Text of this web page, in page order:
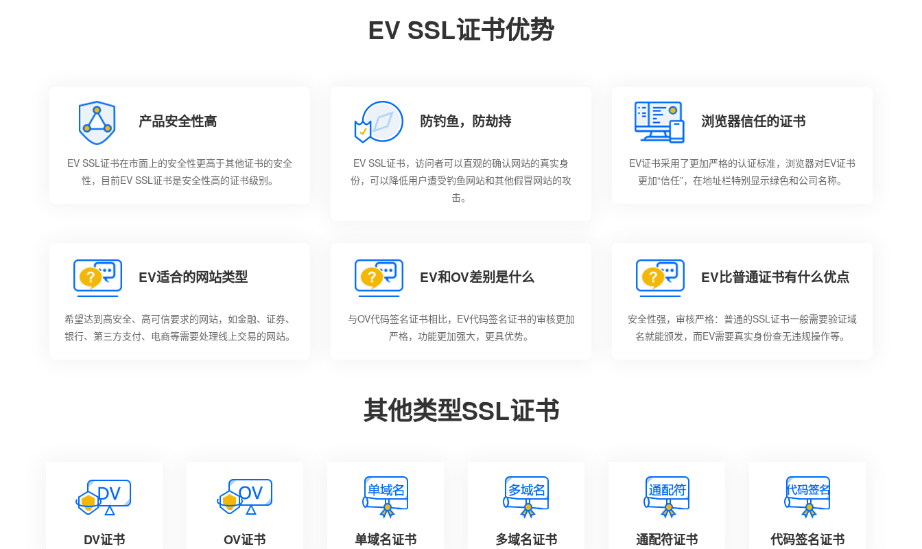
EV SSL证书优势
产品安全性高
EV SSL证书在市面上的安全性更高于其他证书的安全
性，目前EV SSL证书是安全性高的证书级别。
防钓鱼，防劫持
EV SSL证书，访问者可以直观的确认网站的真实身
份，可以降低用户遭受钓鱼网站和其他假冒网站的攻
击。
浏览器信任的证书
EV证书采用了更加严格的认证标准，浏览器对EV证书
更加“信任”，在地址栏特别显示绿色和公司名称。
EV适合的网站类型
希望达到高安全、高可信要求的网站，如金融、证券、
银行、第三方支付、电商等需要处理线上交易的网站。
EV和OV差别是什么
与OV代码签名证书相比，EV代码签名证书的审核更加
严格，功能更加强大，更具优势。
EV比普通证书有什么优点
安全性强，审核严格：普通的SSL证书一般需要验证域
名就能颁发，而EV需要真实身份查无违规操作等。
其他类型SSL证书
DV证书 OV证书 单域名证书 多域名证书 通配符证书 代码签名证书